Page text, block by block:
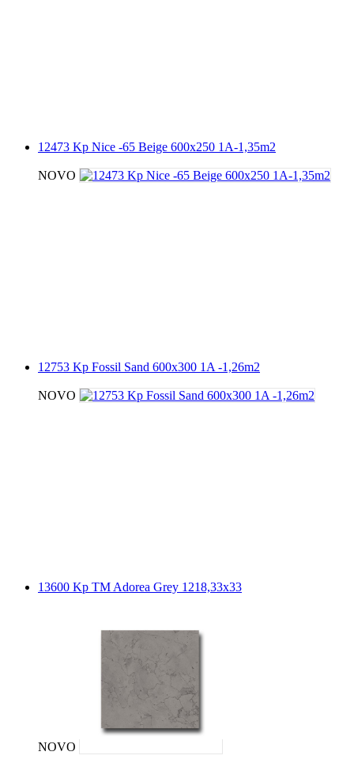
12473 Kp Nice -65 Beige 600x250 1A-1,35m2
NOVO
12753 Kp Fossil Sand 600x300 1A -1,26m2
NOVO
13600 Kp TM Adorea Grey 1218,33x33
NOVO